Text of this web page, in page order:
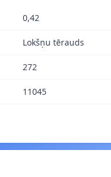
0,42
Lokšņu tērauds
272
11045